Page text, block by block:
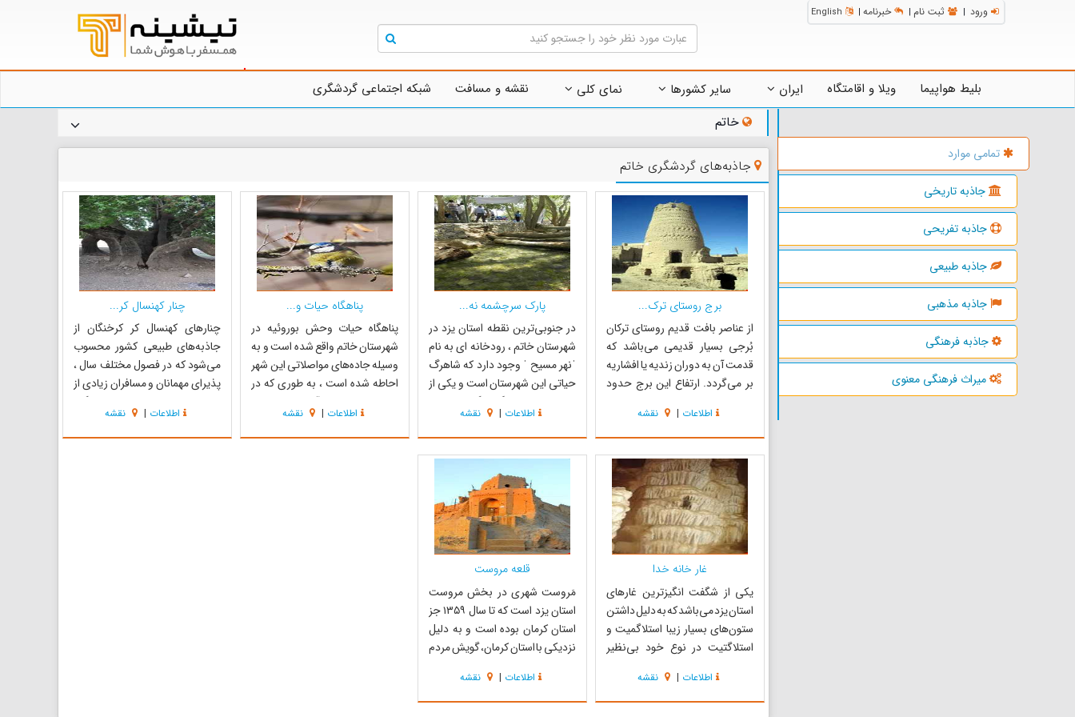
ورود | ثبت نام | خبرنامه |
English
بلیط هواپیما ویلا و اقامتگاه ایران سایر کشورها نمای کلی نقشه و مسافت شبکه اجتماعی گردشگری
تمامی موارد
جاذبه تاریخی
جاذبه تفریحی
جاذبه طبیعی
جاذبه مذهبی
جاذبه فرهنگی
میراث فرهنگی معنوی
خاتم
جاذبه‌های گردشگری خاتم
برج روستای ترک...
از عناصر بافت قدیم روستای ترکان
بُرجی بسیار قدیمی می‌باشد که
قدمت آن به دوران زندیه یا افشاریه
بر می‌گردد. ارتفاع این برج حدود
در بالا حدود سه متر می‌باشد. برج
ترکان تماما از خشت و گِل بنا شده و در
لبه هایش کنگره هایی ایجاد شده
است. راه پله ایی با...
اطلاعات | نقشه
پارک سرچشمه نه...
در جنوبی‌ترین نقطه استان یزد در
شهرستان خاتم ، رودخانه ای به نام
ˈنهر مسیح ˈ وجود دارد که شاهرگ
حیاتی این شهرستان است و یکی از
پنج منطقه نمونه گردشگری کشور به
شمار می‌رود. نهر مسیح خاتم ، تنها
رودخانه دائمی استان یزد است که
سرچشمه نهر مسیح و پارک جنگی آن
که در فاصله 5 کیلومتری جنوب شر...
اطلاعات | نقشه
پناهگاه حیات و...
پناهگاه حیات وحش بوروئیه در
شهرستان خاتم واقع شده است و به
وسیله جاده‌های مواصلاتی این شهر
احاطه شده است ، به طوری که در
جنوب منطقه جاده آسفالته هرات به
سرچهان و شیراز وجود دارد که مرز
منطقه را نیز شامل می‌شود.در غرب
اطلاعات | نقشه
چنار کهنسال کر...
چنارهای کهنسال کر کرخنگان از
جاذبه‌های طبیعی کشور محسوب
می‌شود که در فصول مختلف سال ،
پذیرای مهمانان و مسافران زیادی از
سراسر کشور است . روستای کرخنگان
۲۵۰ کیلومتر تا شهر یزد فاصله دارد و از
توابع بخش مروست در شهرستان
اطلاعات | نقشه
غار خانه خدا
یکی از شگفت انگیز‌ترین غارهای
استان یزد می‌باشد که به دلیل داشتن
ستون‌های بسیار زیبا استلاگمیت و
استلاگتیت در نوع خود بی‌نظیر
متری از سطح دریا و در پناهگاه حیات
وحش بوروئیه شهرستان خاتم (مرکز
اطلاعات | نقشه
قلعه مروست
مَروست شهری در بخش مروست
استان یزد است که تا سال ۱۳۵۹ جز
استان کرمان بوده است و به دلیل
نزدیکی با استان کرمان، گویش مردم
دارد. مجموعه ابنیه تاریخی مرکزی
مروست از نقاط دیدنی و تاریخی این
اطلاعات | نقشه